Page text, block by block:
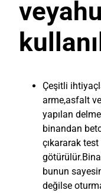
Çeşitli
arme,asfalt
yapılan
binandan
çıkararak
bunun
değilse